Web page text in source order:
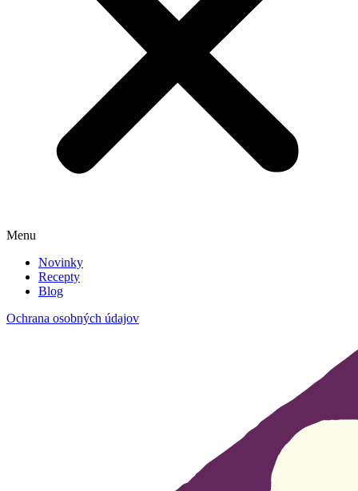
Menu
Novinky
Recepty
Blog
Ochrana osobných údajov